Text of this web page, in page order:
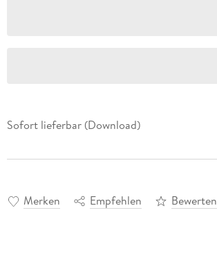
Sofort lieferbar (Download)
Merken Empfehlen Bewerten